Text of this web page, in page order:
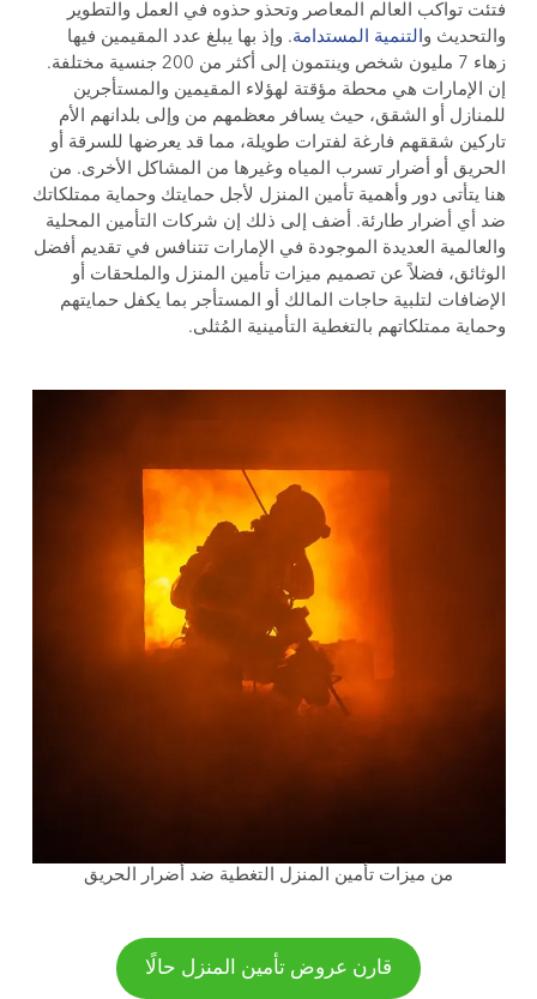
فتئت تواكب العالم المعاصر وتحذو حذوه في العمل والتطوير
والتحديث و التنمية المستدامة. وإذ بها يبلغ عدد المقيمين فيها
زهاء 7 مليون شخص وينتمون إلى أكثر من 200 جنسية مختلفة.
إن الإمارات هي محطة مؤقتة لهؤلاء المقيمين والمستأجرين
للمنازل أو الشقق، حيث يسافر معظمهم من وإلى بلدانهم الأم
تاركين شققهم فارغة لفترات طويلة، مما قد يعرضها للسرقة أو
الحريق أو أضرار تسرب المياه وغيرها من المشاكل الأخرى. من
هنا يتأتى دور وأهمية تأمين المنزل لأجل حمايتك وحماية ممتلكاتك
ضد أي أضرار طارئة. أضف إلى ذلك إن شركات التأمين المحلية
والعالمية العديدة الموجودة في الإمارات تتنافس في تقديم أفضل
الوثائق، فضلاً عن تصميم ميزات تأمين المنزل والملحقات أو
الإضافات لتلبية حاجات المالك أو المستأجر بما يكفل حمايتهم
وحماية ممتلكاتهم بالتغطية التأمينية المُثلى.
من ميزات تأمين المنزل التغطية ضد أضرار الحريق
قارن عروض تأمين المنزل حالًا